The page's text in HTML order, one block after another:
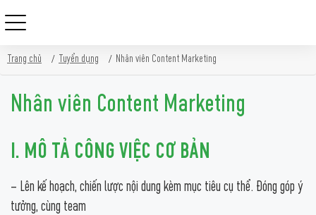
content
Trang chủ Tuyển dụng Nhân viên Content Marketing
Nhân viên Content Marketing
I. MÔ TẢ CÔNG VIỆC CƠ BẢN
– Lên kế hoạch, chiến lược nội dung kèm mục tiêu cụ thể. Đóng góp ý
tưởng, cùng team